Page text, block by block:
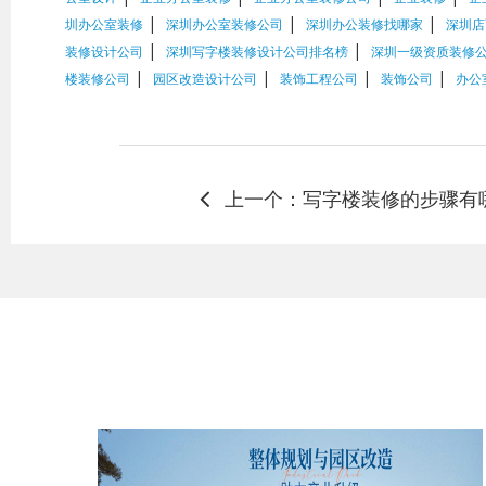
圳办公室装修 | 深圳办公室装修公司 | 深圳办公装修找哪家 |
深圳
装修设计公司 | 深圳写字楼装修设计公司排名榜 |
深圳一级资质装修
楼装修公司 | 园区改造设计公司 | 装饰工程公司 | 装饰公司 | 办公
上一个：写字楼装修的步骤